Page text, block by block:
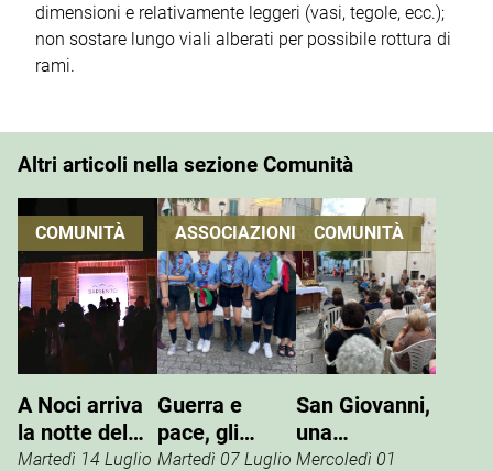
dimensioni e relativamente leggeri (vasi, tegole, ecc.);
non sostare lungo viali alberati per possibile rottura di
rami.
Altri articoli nella sezione Comunità
COMUNITÀ
A Noci arriva
la notte del
vino che si
Martedì 14 Luglio
ASSOCIAZIONI
Guerra e
pace, gli
Scout
Martedì 07 Luglio
COMUNITÀ
San Giovanni,
una
tradizione che
Mercoledì 01